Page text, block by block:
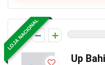
LOJA NACIONAL
0
Up